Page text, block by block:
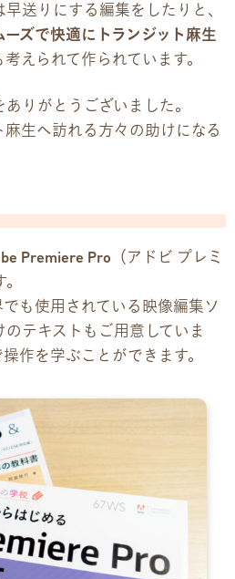
送りにする編集をしたりと、
ーズで快適にトランジット麻生
えられて作られています。
りがとうございました。
生へ訪れる方々の助けになる
Premiere Pro （アドビ プレミ
も使用されている映像編集ソ
テキストもご用意していま
作を学ぶことができます。